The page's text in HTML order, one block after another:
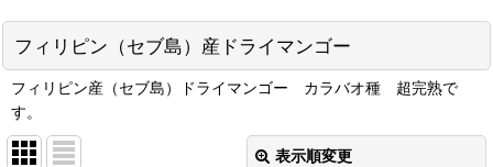
フィリピン（セブ島）産ドライマンゴー
フィリピン産（セブ島）ドライマンゴー カラバオ種 超完熟で
す。
表示順変更